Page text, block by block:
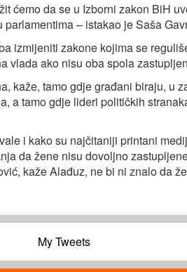
ćemo da se u Izborni zakon BiH
parlamentima – istakao je Saša
izmijeniti zakone kojima se
vlada ako nisu oba spola
kaže, tamo gdje građani biraju, u
a tamo gdje lideri političkih
i kako su najčitaniji printani
da žene nisu dovoljno
kaže Alađuz, ne bi ni znalo da
My Tweets